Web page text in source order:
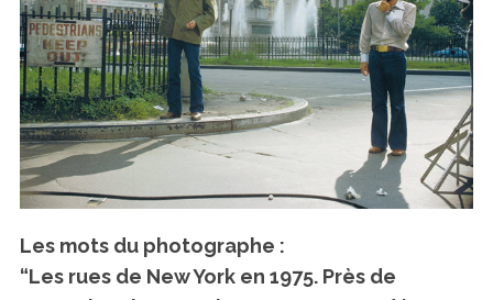
Les mots du photographe :
“Les rues de New York en 1975. Près de